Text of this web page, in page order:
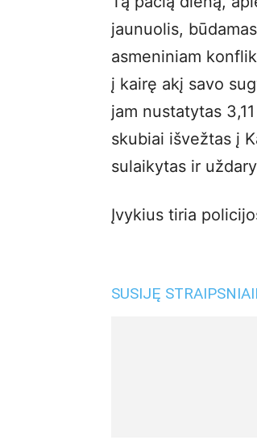
jaunuolis,
asmeniniam
į kairę akį savo
jam nustatytas
skubiai išvežtas į
sulaikytas ir
Įvykius tiria
SUSIJĘ STRAIPSNIAI